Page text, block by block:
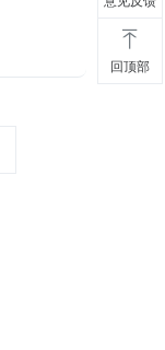
回顶部